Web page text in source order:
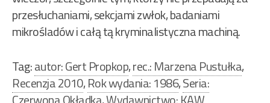
przesłuchaniami, sekcjami zwłok, badaniami
mikrośladów i całą tą kryminalistyczna machiną.
Tag:autor: Gert Propkop,rec.: Marzena Pustułka,
Recenzja 2010,Rok wydania: 1986,Seria: